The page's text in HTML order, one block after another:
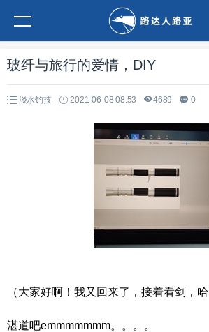
玻纤与旅行的爱情，DIY
淡水钓技 2021-06-08 08:53 4689 0
（大家好啊！我又回来了，接着看剑，哈
湛道吧emmmmmmm。。。。